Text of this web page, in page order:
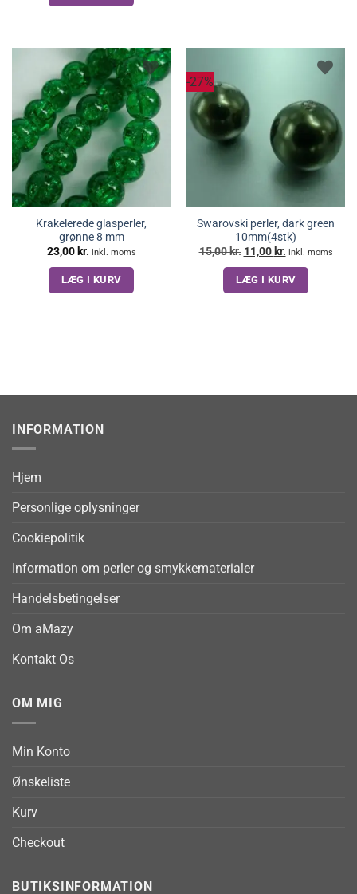
Krakelerede glasperler,
grønne 8 mm
23,00 kr. inkl. moms
LÆG I KURV
-27%
Swarovski perler, dark green
10mm(4stk)
15,00kr. Den
oprindelige
pris
var:
15,00 kr..
11,00 kr. Den
aktuelle
pris
er:
11,00 kr..
inkl. moms
LÆG I KURV
INFORMATION
Hjem
Personlige oplysninger
Cookiepolitik
Information om perler og smykkematerialer
Handelsbetingelser
Om aMazy
Kontakt Os
OM MIG
Min Konto
Ønskeliste
Kurv
Checkout
BUTIKSINFORMATION